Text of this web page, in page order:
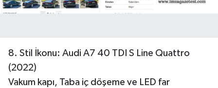
8. Stil İkonu: Audi A7 40 TDI S Line Quattro
(2022)
Vakum kapı, Taba iç döşeme ve LED far